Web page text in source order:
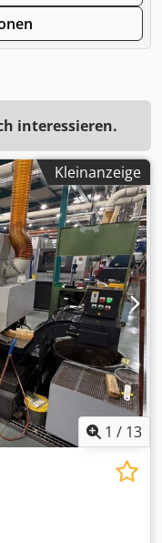
interessieren.
Kleinanzeige
1 / 13